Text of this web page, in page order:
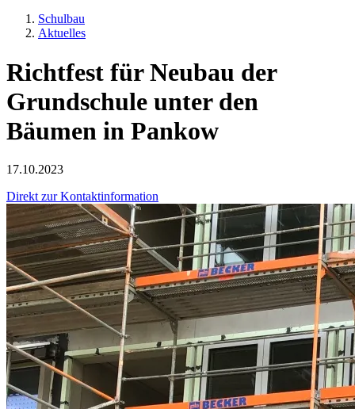
Schulbau
Aktuelles
Richtfest für Neubau der
Grundschule unter den
Bäumen in Pankow
17.10.2023
Direkt zur Kontaktinformation